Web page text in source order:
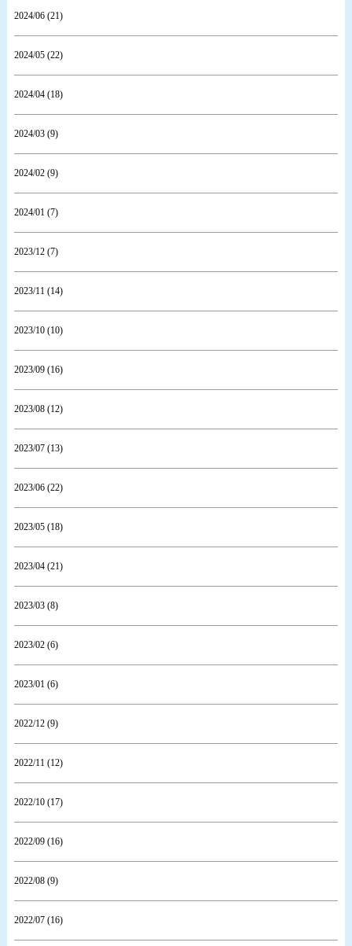
2024/06 (21)
2024/05 (22)
2024/04 (18)
2024/03 (9)
2024/02 (9)
2024/01 (7)
2023/12 (7)
2023/11 (14)
2023/10 (10)
2023/09 (16)
2023/08 (12)
2023/07 (13)
2023/06 (22)
2023/05 (18)
2023/04 (21)
2023/03 (8)
2023/02 (6)
2023/01 (6)
2022/12 (9)
2022/11 (12)
2022/10 (17)
2022/09 (16)
2022/08 (9)
2022/07 (16)